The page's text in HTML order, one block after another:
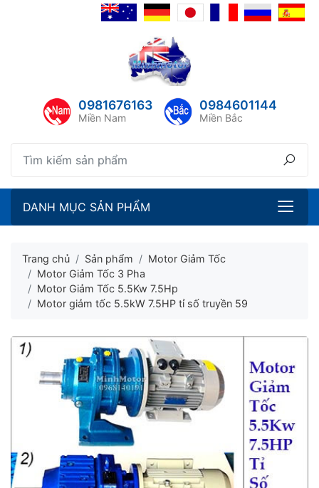
0981676163
Miền Nam
0984601144
Miền Bắc
DANH MỤC SẢN PHẨM
Trang chủ Sản phẩm
Motor Giảm Tốc
Motor Giảm Tốc 3 Pha
Motor Giảm Tốc 5.5Kw 7.5Hp
Motor giảm tốc 5.5kW 7.5HP tỉ số truyền 59